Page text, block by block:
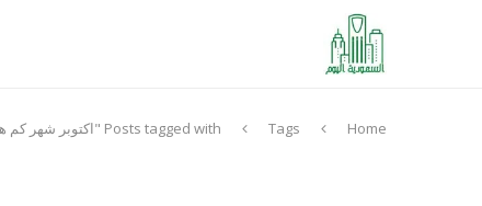
Home
Tags Posts tagged with "اكتوبر شهر كم هجري"